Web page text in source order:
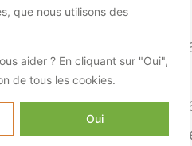
que nous utilisons des
aider ? En cliquant sur "Oui",
de tous les cookies.
Oui
– 50 jours de congés
– Subvention
– Chèques vacances
– Forfait mobilité
– Activités sportives